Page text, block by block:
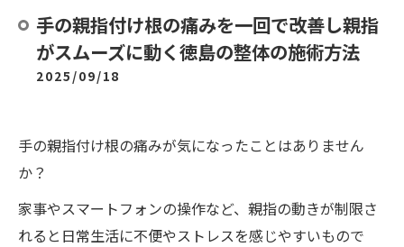
手の親指付け根の痛みを一回で改善し親指
がスムーズに動く徳島の整体の施術方法
2025/09/18
手の親指付け根の痛みが気になったことはありません
か？
家事やスマートフォンの操作など、親指の動きが制限さ
れると日常生活に不便やストレスを感じやすいもので